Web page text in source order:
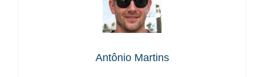
Antônio Martins